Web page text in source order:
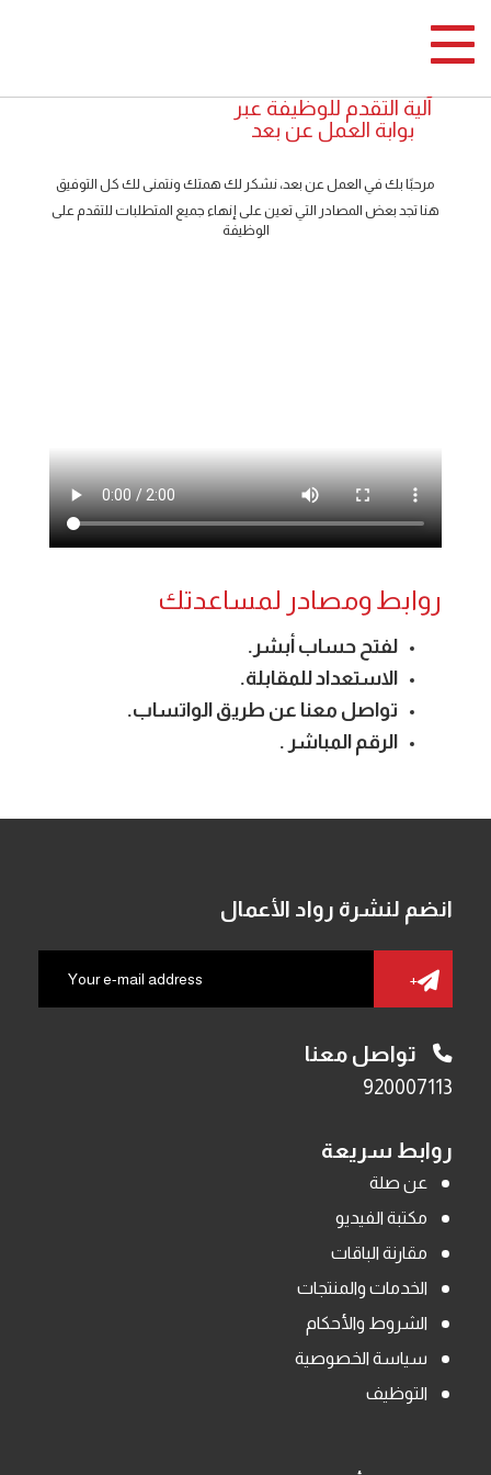
Toggle navigation
آلية التقدم للوظيفة عبر
بوابة العمل عن بعد
مرحبًا بك في العمل عن بعد، نشكر لك همتك ونتمنى لك كل التوفيق
هنا تجد بعض المصادر التي تعين على إنهاء جميع المتطلبات للتقدم على
الوظيفة
روابط ومصادر لمساعدتك
لفتح حساب أبشر.
الاستعداد للمقابلة.
تواصل معنا عن طريق الواتساب.
الرقم المباشر .
انضم لنشرة رواد الأعمال
تواصل معنا
920007113
روابط سريعة
عن صلة
مكتبة الفيديو
مقارنة الباقات
الخدمات والمنتجات
الشروط والأحكام
سياسة الخصوصية
التوظيف